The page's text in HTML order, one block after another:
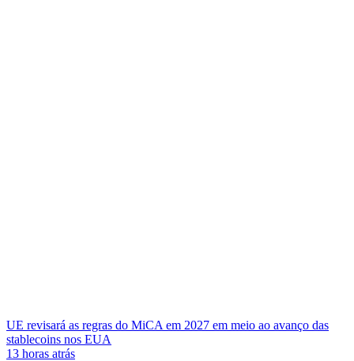
UE revisará as regras do MiCA em 2027 em meio ao avanço das
stablecoins nos EUA
13 horas atrás